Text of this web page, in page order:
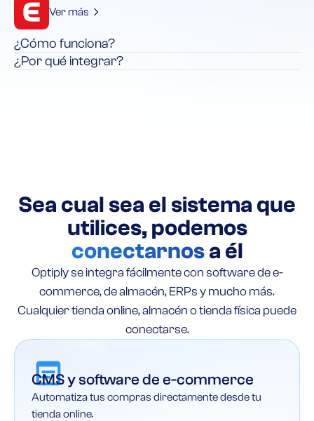
¿Cómo funciona?
¿Por qué integrar?
Ver más
Sea cual sea el sistema que
utilices, podemos
conectarnosa él
Optiply se integra fácilmente con software de e-
commerce, de almacén, ERPs y mucho más.
Cualquier tienda online, almacén o tienda física puede
conectarse.
CMS y software de e-commerce
Automatiza tus compras directamente desde tu
tienda online.